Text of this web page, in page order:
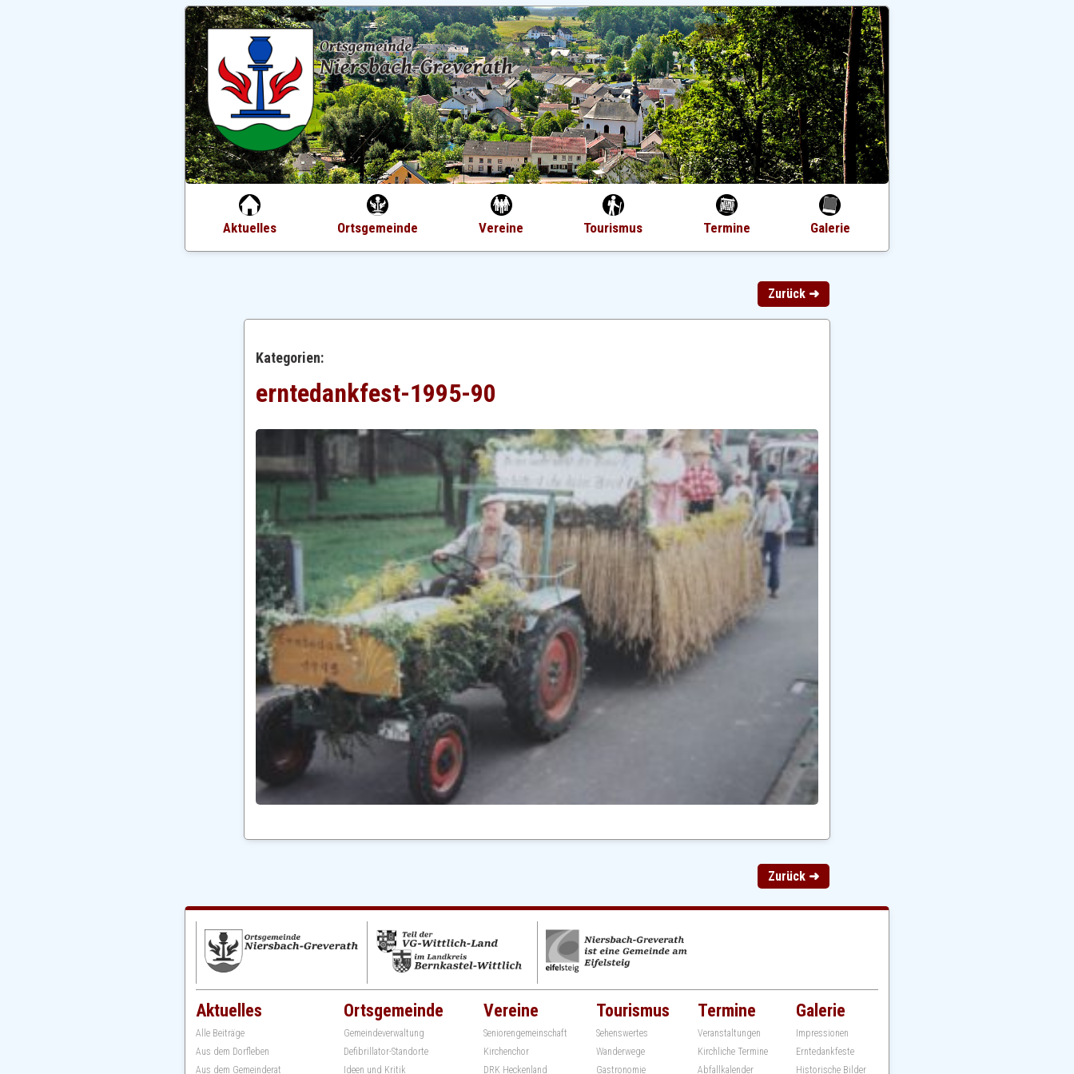
Aktuelles Ortsgemeinde Vereine Tourismus Termine Galerie
Zurück ➜
Kategorien:
erntedankfest-1995-90
Zurück ➜
Aktuelles
Alle Beiträge
Aus dem Dorfleben
Aus dem Gemeinderat
Ortsgemeinde
Gemeindeverwaltung
Defibrillator-Standorte
Ideen und Kritik
Vereine
Seniorengemeinschaft
Kirchenchor
DRK Heckenland
Tourismus
Sehenswertes
Wanderwege
Gastronomie
Termine
Veranstaltungen
Kirchliche Termine
Abfallkalender
Galerie
Impressionen
Erntedankfeste
Historische Bilder